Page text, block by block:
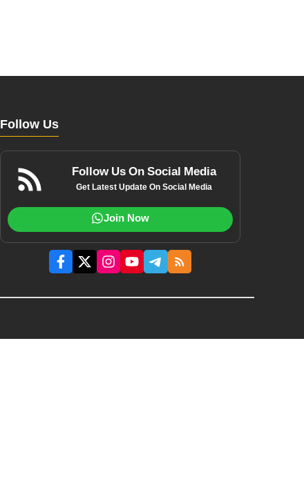
Follow Us
Follow Us On Social Media
Get Latest Update On Social Media
Join Now